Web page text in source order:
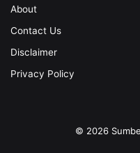
About
Contact Us
Disclaimer
Privacy Policy
© 2026